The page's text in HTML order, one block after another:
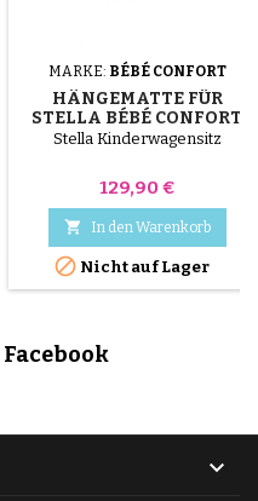
MARKE: BÉBÉ CONFORT
HÄNGEMATTE FÜR
STELLA BÉBÉ CONFORT
ODER MAXI COSI
Stella Kinderwagensitz
Preis
129,90 €
 In den Warenkorb
 Nicht auf Lager
